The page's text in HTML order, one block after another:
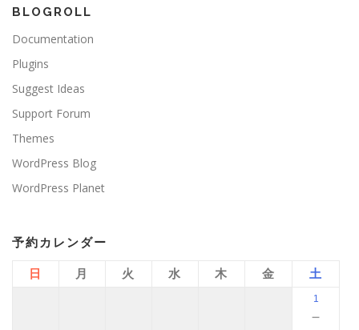
BLOGROLL
Documentation
Plugins
Suggest Ideas
Support Forum
Themes
WordPress Blog
WordPress Planet
予約カレンダー
日 月 火 水 木 金 土
1
－